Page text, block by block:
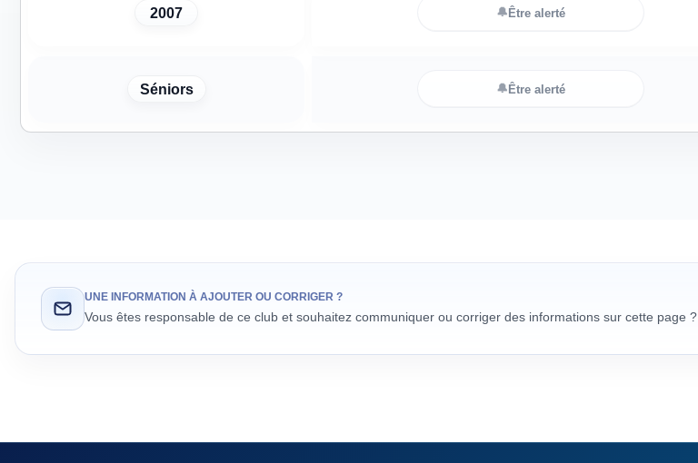
2007 🔔Être alerté
Séniors 🔔Être alerté
UNE INFORMATION À AJOUTER OU CORRIGER ?
Vous êtes responsable de ce club et souhaitez communiquer ou corriger des informations sur cette page ?